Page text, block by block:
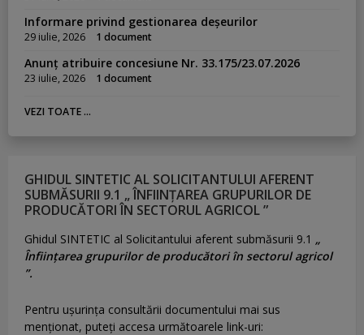
Informare privind gestionarea deșeurilor
29 iulie, 2026 1 document
Anunț atribuire concesiune Nr. 33.175/23.07.2026
23 iulie, 2026 1 document
VEZI TOATE ...
GHIDUL SINTETIC AL SOLICITANTULUI AFERENT
SUBMĂSURII 9.1 „ ÎNFIINȚAREA GRUPURILOR DE
PRODUCĂTORI ÎN SECTORUL AGRICOL ”
Ghidul SINTETIC al Solicitantului aferent submăsurii 9.1 „
Înființarea grupurilor de producători în sectorul agricol
”.
Pentru uşurinţa consultării documentului mai sus
menţionat, puteţi accesa următoarele link-uri: